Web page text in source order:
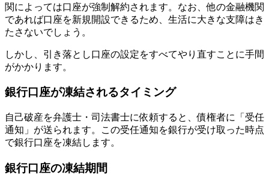
関によっては口座が強制解約されます。なお、他の金融機関
であれば口座を新規開設できるため、生活に大きな支障はき
たさないでしょう。
しかし、引き落とし口座の設定をすべてやり直すことに手間
がかかります。
銀行口座が凍結されるタイミング
自己破産を弁護士・司法書士に依頼すると、債権者に「受任
通知」が送られます。この受任通知を銀行が受け取った時点
で銀行口座を凍結します。
銀行口座の凍結期間